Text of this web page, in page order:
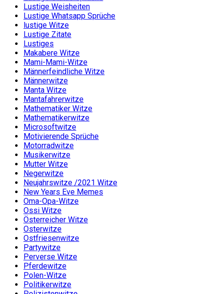
Lustige Weisheiten
Lustige Whatsapp Sprüche
lustige Witze
Lustige Zitate
Lustiges
Makabere Witze
Mami-Mami-Witze
Männerfeindliche Witze
Männerwitze
Manta Witze
Mantafahrerwitze
Mathematiker Witze
Mathematikerwitze
Microsoftwitze
Motivierende Sprüche
Motorradwitze
Musikerwitze
Mutter Witze
Negerwitze
Neujahrswitze /2021 Witze
New Years Eve Memes
Oma-Opa-Witze
Ossi Witze
Österreicher Witze
Osterwitze
Ostfriesenwitze
Partywitze
Perverse Witze
Pferdewitze
Polen-Witze
Politikerwitze